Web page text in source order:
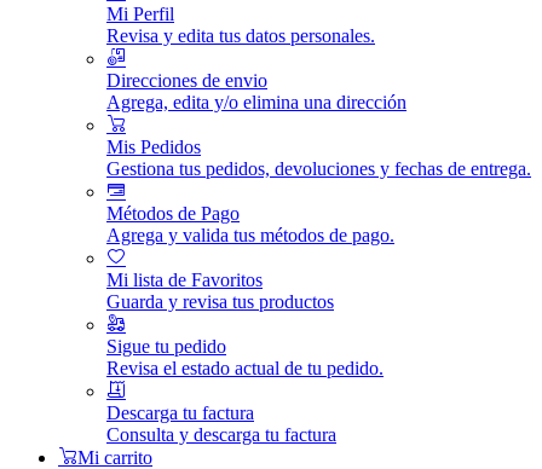
Mi Perfil
Revisa y edita tus datos personales.
Direcciones de envio
Agrega, edita y/o elimina una dirección
Mis Pedidos
Gestiona tus pedidos, devoluciones y fechas de entrega.
Métodos de Pago
Agrega y valida tus métodos de pago.
Mi lista de Favoritos
Guarda y revisa tus productos
Sigue tu pedido
Revisa el estado actual de tu pedido.
Descarga tu factura
Consulta y descarga tu factura
Mi carrito